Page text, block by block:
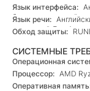
Язык интерфейса:
бр. португальский,
Ам.
Язык речи:
испанский Лат. Ам.
Обход защиты:
СИСТЕМНЫЕ
Операционная
Процессор: AMD
Оперативная